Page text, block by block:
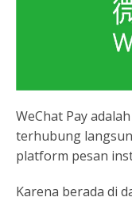
WeChat Pay
terhubung
platform pesan
Karena berada di